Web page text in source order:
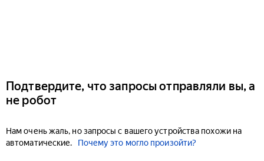
Подтвердите, что запросы отправляли вы, а
не робот
Нам очень жаль, но запросы с вашего устройства похожи на
автоматические.
Почему это могло произойти?